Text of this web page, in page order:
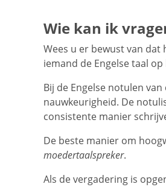
Wie kan ik
Wees u er bewust van dat
iemand de Engelse taal
Bij de Engelse notulen
nauwkeurigheid. De
consistente manier
De beste manier om
moedertaalspreker.
Als de vergadering is